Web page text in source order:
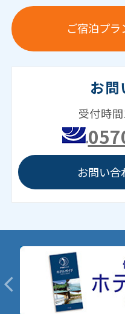
ご宿泊プ
お問
受付時
お問い合